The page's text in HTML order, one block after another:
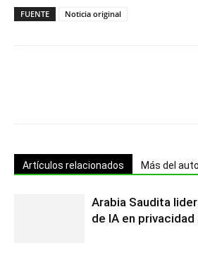
FUENTE Noticia original
Artículos relacionados Más del
Arabia Saudita
de IA en